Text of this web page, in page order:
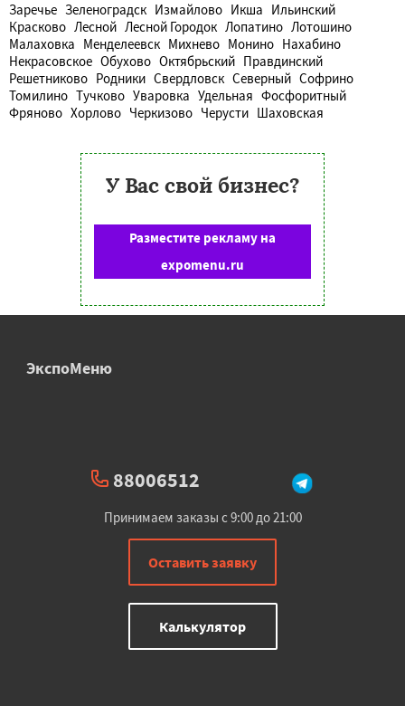
Заречье Зеленоградск Измайлово Икша Ильинский
Красково Лесной Лесной Городок Лопатино Лотошино
Малаховка Менделеевск Михнево Монино Нахабино
Некрасовское Обухово Октябрьский Правдинский
Решетниково Родники Свердловск Северный Софрино
Томилино Тучково Уваровка Удельная Фосфоритный
Фряново Хорлово Черкизово Черусти Шаховская
У Вас свой бизнес?
Разместите рекламу на
expomenu.ru
ЭкспоМеню
88006512
Принимаем заказы с 9:00 до 21:00
Оставить заявку
Калькулятор